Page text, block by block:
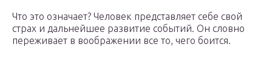
Что это означает? Человек представляет себе свой
страх и дальнейшее развитие событий. Он словно
переживает в воображении все то, чего боится.